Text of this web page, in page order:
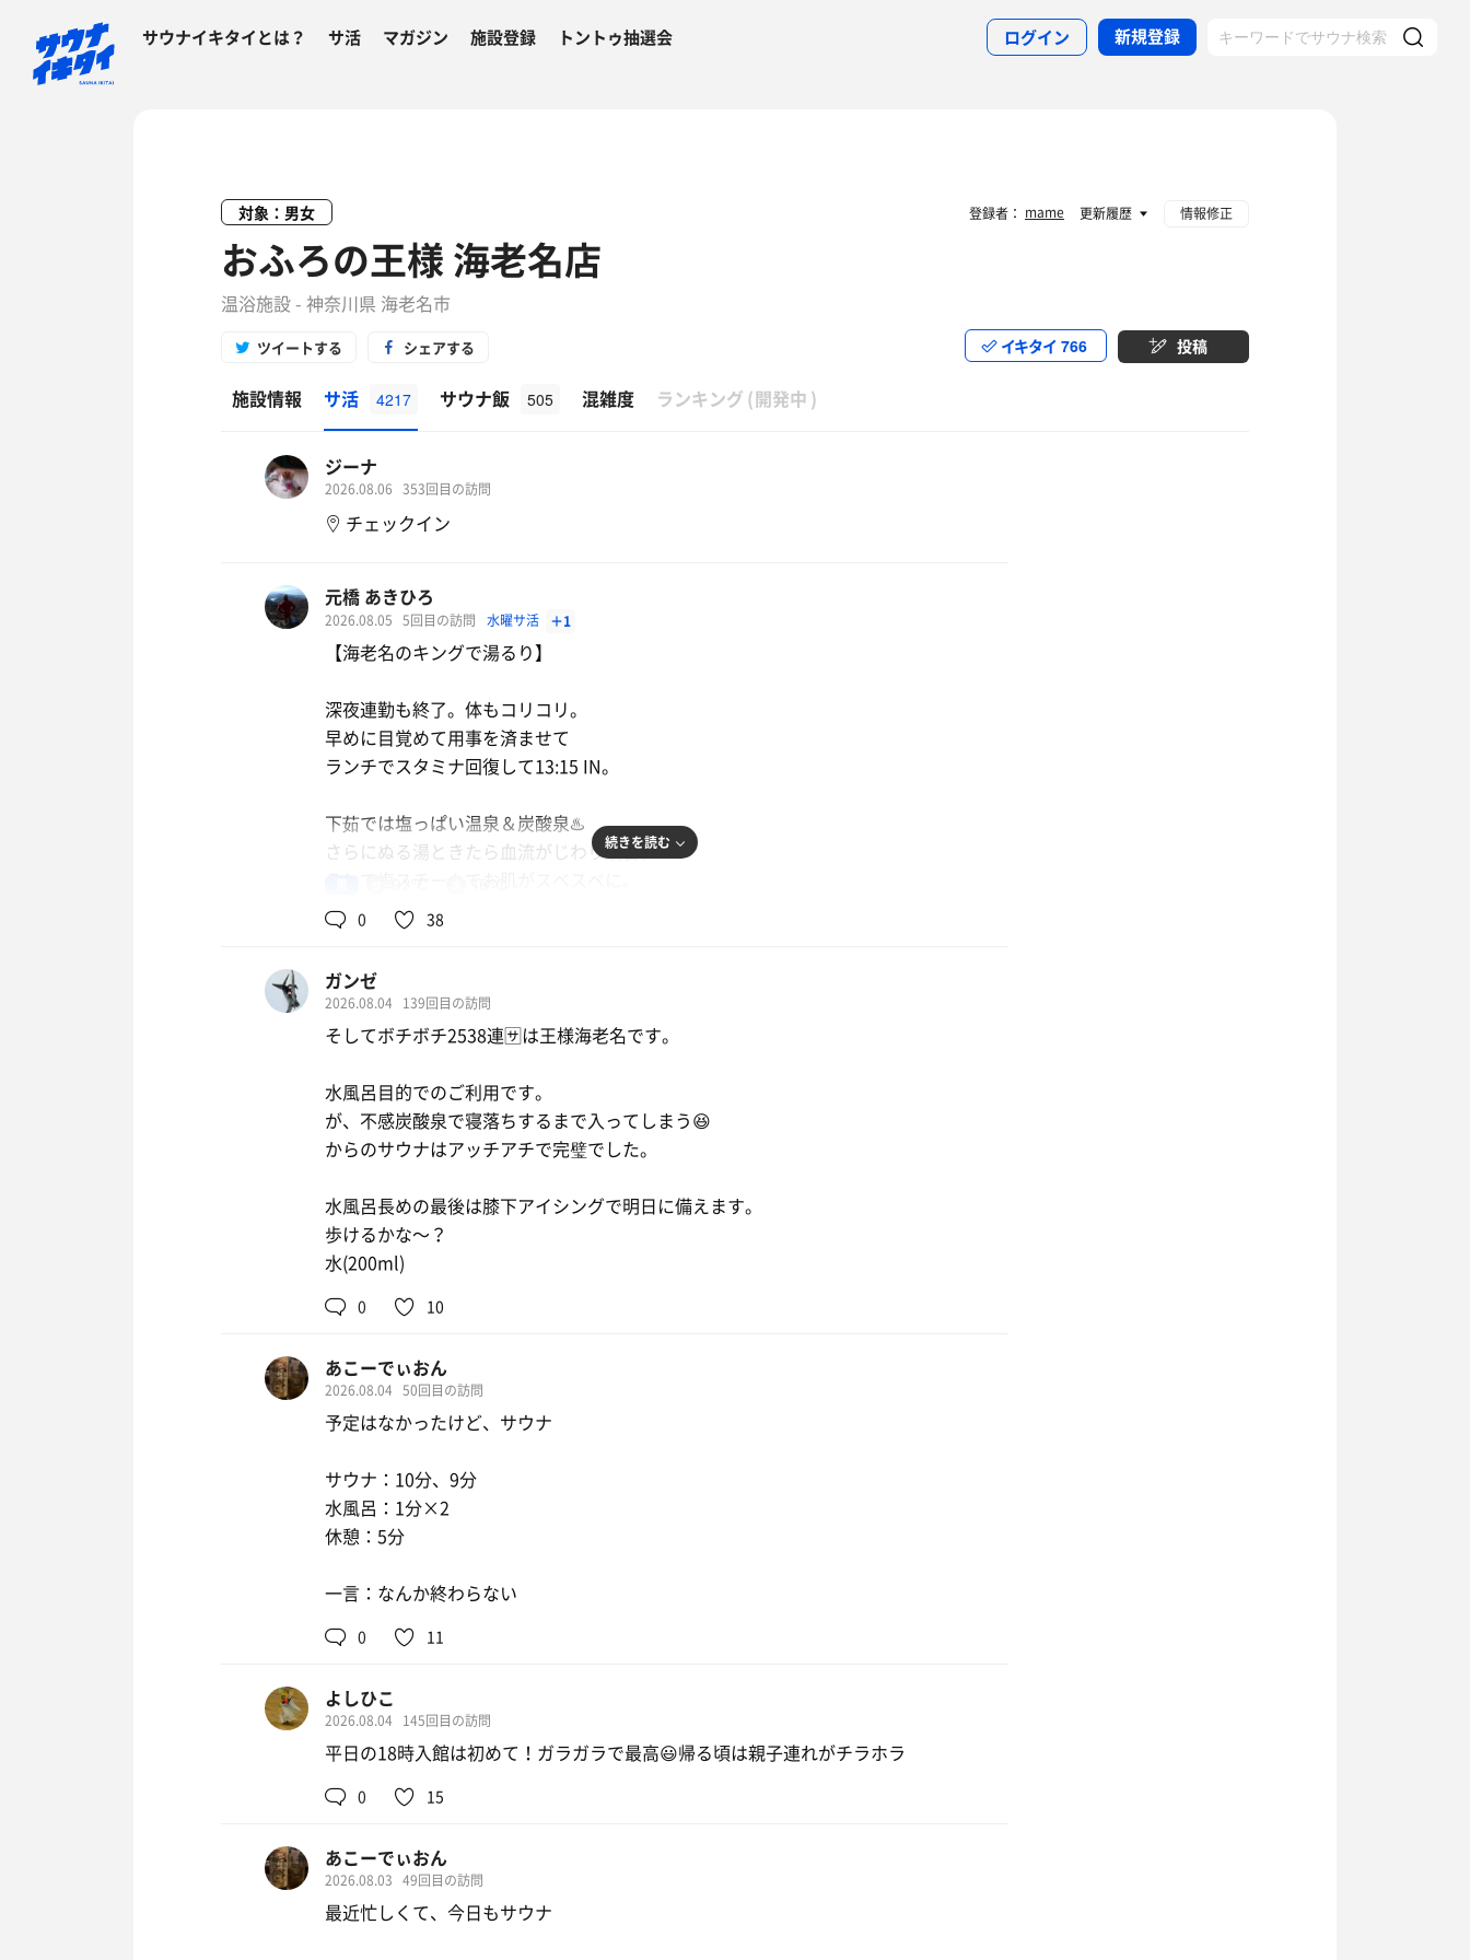
サウナイキタイとは？ サ活 マガジン 施設登録 トントゥ抽選会 ログイン 新規登録
対象：男女
おふろの王様 海老名店
温浴施設 - 神奈川県 海老名市
ツイートする シェアする イキタイ 766 投稿
施設情報 サ活 4217 サウナ飯 505 混雑度 ランキング (開発中 )
ジーナ
2026.08.06 353回目の訪問
チェックイン
元橋 あきひろ
2026.08.05 5回目の訪問 水曜サ活 ＋1
【海老名のキングで湯るり】
深夜連勤も終了。体もコリコリ。
早めに目覚めて用事を済ませて
ランチでスタミナ回復して13:15 IN。
下茹では塩っぱい温泉＆炭酸泉♨️
さらにぬる湯ときたら血流がじわり改善。
ドライサウナは対流式と遠赤外線のツートップ。
14：30にはスタッフさん3名からの
ブロワーと大団扇の熱いおもてなし！
いろんな声が飛び交って楽しめました^^
レバニラ炒め
少し餡がかかった食感。追加の羽根付
き餃子で元気チャージ！
ミネラルウォーター
続きを読む
0 38
ガンゼ
2026.08.04 139回目の訪問
そしてボチボチ2538連🈂️は王様海老名です。
水風呂目的でのご利用です。
が、不感炭酸泉で寝落ちするまで入ってしまう😆
からのサウナはアッチアチで完璧でした。
水風呂長めの最後は膝下アイシングで明日に備えます。
歩けるかな〜？
水(200ml)
0 10
あこーでぃおん
2026.08.04 50回目の訪問
予定はなかったけど、サウナ
サウナ：10分、9分
水風呂：1分×2
休憩：5分
一言：なんか終わらない
0 11
よしひこ
2026.08.04 145回目の訪問
平日の18時入館は初めて！ガラガラで最高😃帰る頃は親子連れがチラホラ
0 15
あこーでぃおん
2026.08.03 49回目の訪問
最近忙しくて、今日もサウナ
登録者： mame 更新履歴 情報修正